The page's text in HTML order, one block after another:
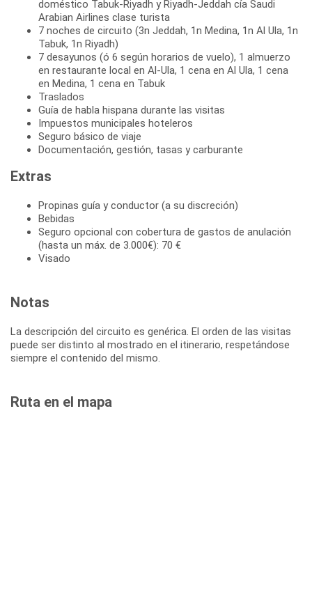
doméstico Tabuk-Riyadh y Riyadh-Jeddah cía Saudi
Arabian Airlines clase turista
7 noches de circuito (3n Jeddah, 1n Medina, 1n Al Ula, 1n
Tabuk, 1n Riyadh)
7 desayunos (ó 6 según horarios de vuelo), 1 almuerzo
en restaurante local en Al-Ula, 1 cena en Al Ula, 1 cena
en Medina, 1 cena en Tabuk
Traslados
Guía de habla hispana durante las visitas
Impuestos municipales hoteleros
Seguro básico de viaje
Documentación, gestión, tasas y carburante
Extras
Propinas guía y conductor (a su discreción)
Bebidas
Seguro opcional con cobertura de gastos de anulación
(hasta un máx. de 3.000€): 70 €
Visado
Notas
La descripción del circuito es genérica. El orden de las visitas
puede ser distinto al mostrado en el itinerario, respetándose
siempre el contenido del mismo.
Ruta en el mapa